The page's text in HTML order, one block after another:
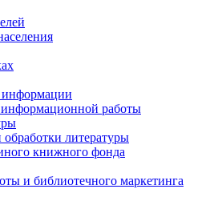
информации
работы
литературы
книжного фонда
и библиотечного маркетинга